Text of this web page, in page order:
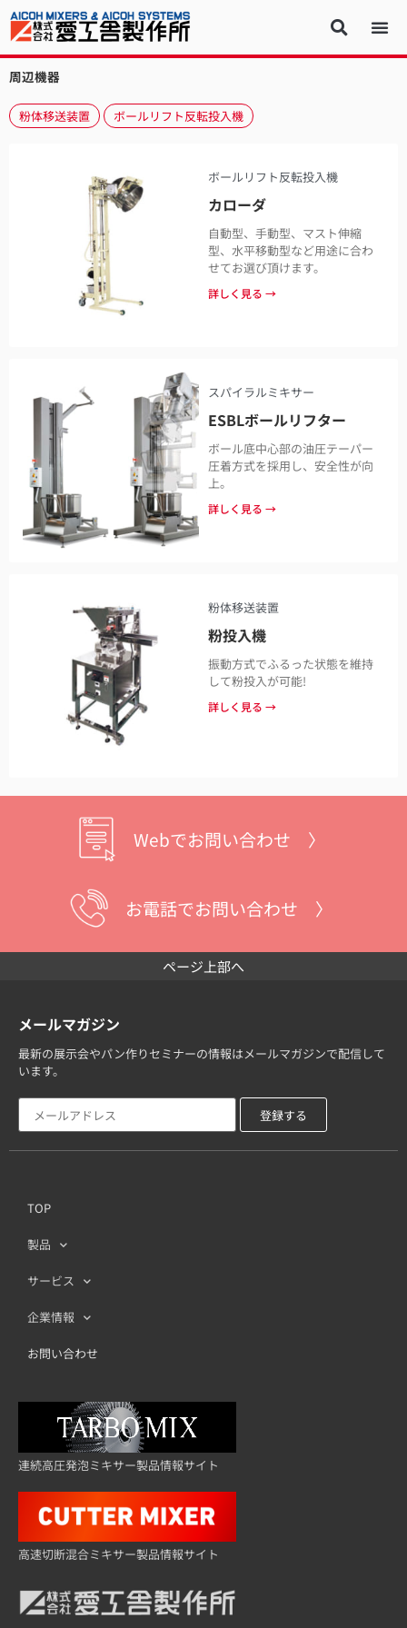
周辺機器
粉体移送装置 ボールリフト反転投入機
ボールリフト反転投入機
カローダ
自動型、手動型、マスト伸縮
型、水平移動型など用途に合わ
せてお選び頂けます。
詳しく見る →
スパイラルミキサー
ESBLボールリフター
ボール底中心部の油圧テーパー
圧着方式を採用し、安全性が向
上。
詳しく見る →
粉体移送装置
粉投入機
振動方式でふるった状態を維持
して粉投入が可能!
詳しく見る →
Webでお問い合わせ 〉
お電話でお問い合わせ 〉
ページ上部へ
メールマガジン
最新の展示会やパン作りセミナーの情報はメールマガジンで配信して
います。
TOP
製品
サービス
企業情報
お問い合わせ
連続高圧発泡ミキサー製品情報サイト
高速切断混合ミキサー製品情報サイト